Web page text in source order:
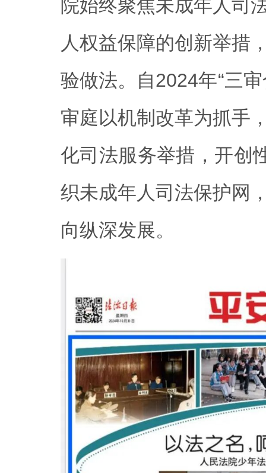
院始终聚焦未成年人司
人权益保障的创新举措
验做法。自2024年“三
审庭以机制改革为抓手
化司法服务举措，开创
织未成年人司法保护网
向纵深发展。